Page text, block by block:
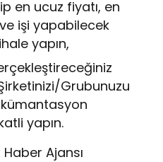
en ucuz fiyatı, en
işi yapabilecek
yapın,
Grubunuzu
yapın.
Ajansı